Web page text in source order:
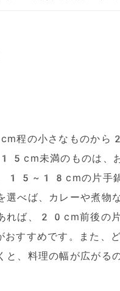
程の小さなものから
未満のものは、お
。15~18cmの片手
選べば、カレーや煮
れば、20cm前後の
すめです。また、ど
と、料理の幅が広がる